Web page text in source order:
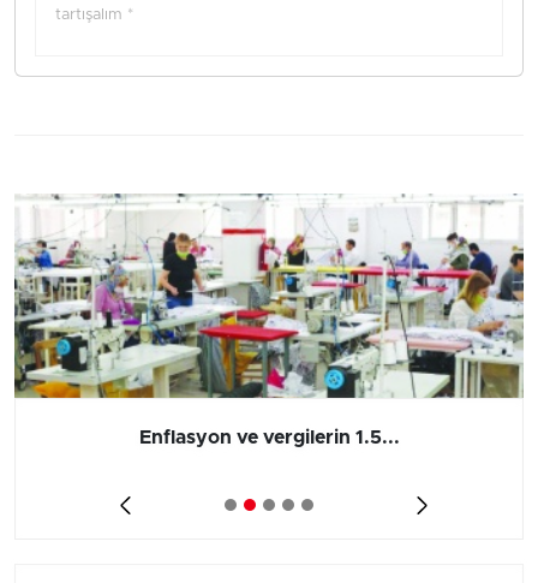
tartışalım *
Enflasyon ve vergilerin 1.5...